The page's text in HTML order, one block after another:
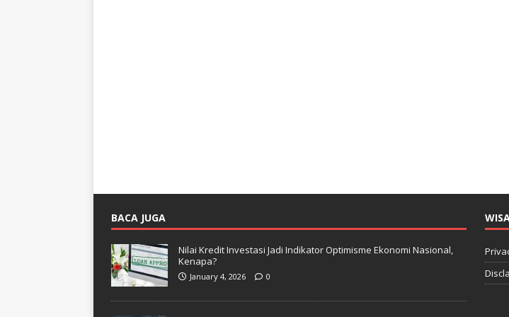
BACA JUGA
Nilai Kredit Investasi Jadi Indikator Optimisme Ekonomi Nasional,
Kenapa?
January 4, 2026 0